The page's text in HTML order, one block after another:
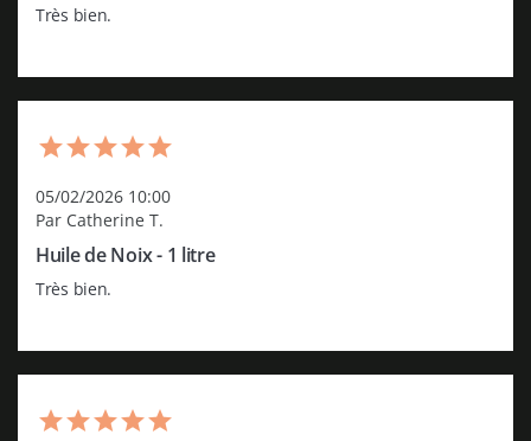
Très bien.
05/02/2026 10:00
Par Catherine T.
Huile de Noix - 1 litre
Très bien.